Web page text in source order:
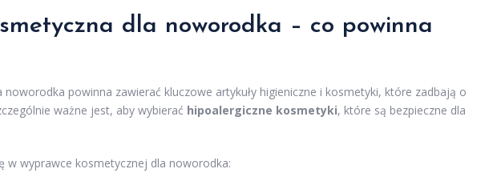
dla noworodka – co powinna
powinna zawierać kluczowe artykuły higieniczne i kosmetyki, które zadbają o
ważne jest, aby wybierać hipoalergiczne kosmetyki, które są bezpieczne dla
w wyprawce kosmetycznej dla noworodka: